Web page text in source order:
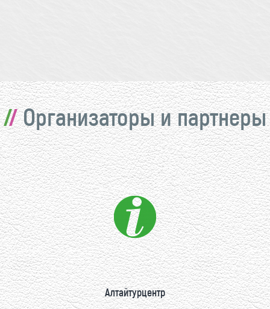
Организаторы и партнеры
Алтайтурцентр